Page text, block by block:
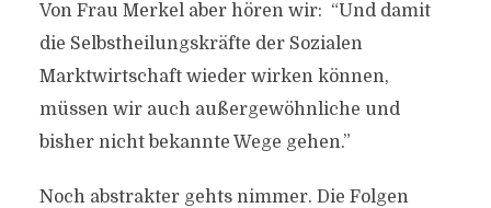
Von Frau Merkel aber hören wir: “Und damit
die Selbstheilungskräfte der Sozialen
Marktwirtschaft wieder wirken können,
müssen wir auch außergewöhnliche und
bisher nicht bekannte Wege gehen.”
Noch abstrakter gehts nimmer. Die Folgen